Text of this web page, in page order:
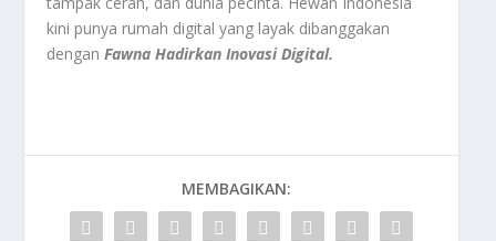
kini punya rumah digital yang layak dibanggakan
denganFawna Hadirkan Inovasi Digital.
MEMBAGIKAN: